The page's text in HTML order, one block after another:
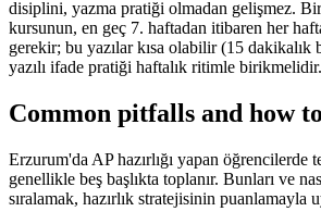
disiplini, yazma pratiği olmadan gelişmez.
kursunun, en geç 7. haftadan itibaren her
gerekir; bu yazılar kısa olabilir (15
yazılı ifade pratiği haftalık ritimle birikmelidir.
Common pitfalls and how
Erzurum'da AP hazırlığı yapan öğrencilerde
genellikle beş başlıkta toplanır. Bunları ve
sıralamak, hazırlık stratejisinin puanlamayla